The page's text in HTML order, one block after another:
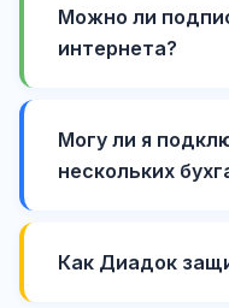
Можно ли
интернета?
Могу ли я
нескольких
Как Диадок